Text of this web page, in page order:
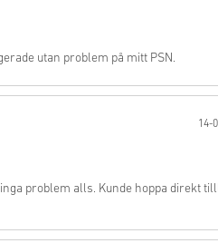
utan problem på mitt PSN.
14-
problem alls. Kunde hoppa direkt